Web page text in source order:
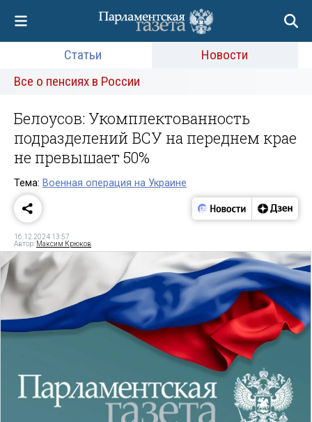
Статьи
Новости
Все о пенсиях в России
Белоусов: Укомплектованность
подразделений ВСУ на переднем крае
не превышает 50%
Тема: Военная операция на Украине
16.12.2024 13:57
Автор: Максим Крюков